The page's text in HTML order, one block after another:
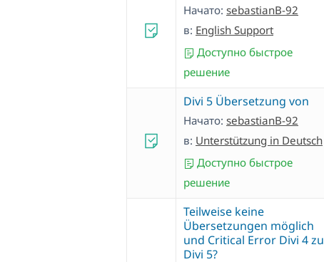
Начато: sebastianB-92
в: English Support
Доступно быстрое
решение
Divi 5 Übersetzung von
Начато: sebastianB-92
в: Unterstützung in Deutsch
Доступно быстрое
решение
Teilweise keine
Übersetzungen möglich
und Critical Error Divi 4 zu
Divi 5?